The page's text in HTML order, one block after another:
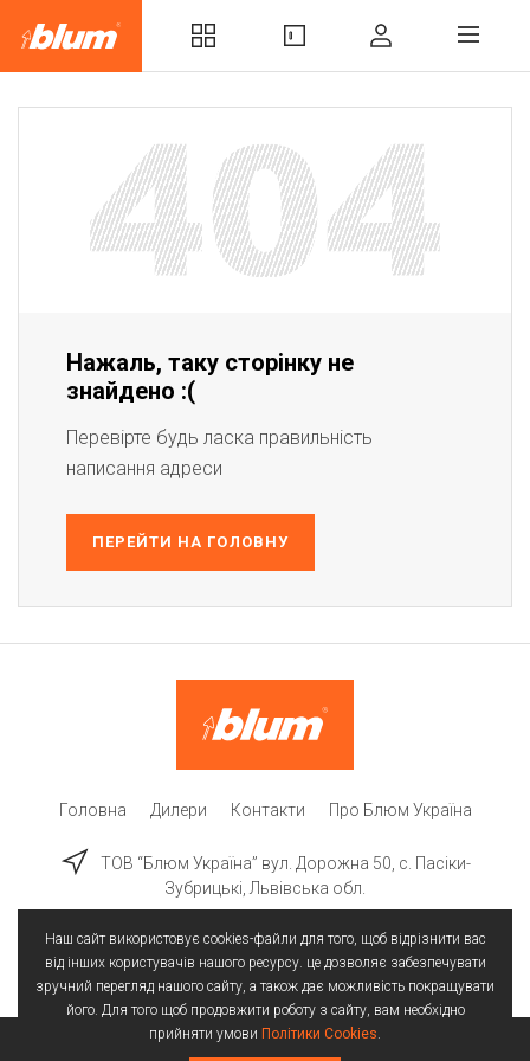
Нажаль, таку сторінку не
знайдено :(
Перевірте будь ласка правильність
написання адреси
ПЕРЕЙТИ НА ГОЛОВНУ
Головна Дилери Контакти Про Блюм Україна
ТОВ “Блюм Україна” вул. Дорожна 50, c. Пасіки-
Зубрицькі, Львівська обл.
Наш сайт використовує cookies-файли для того, щоб відрізнити вас
від інших користувачів нашого ресурсу. це дозволяє забезпечувати
зручний перегляд нашого сайту, а також дає можливість покращувати
його. Для того щоб продовжити роботу з сайту, вам необхідно
прийняти умови Політики Cookies.